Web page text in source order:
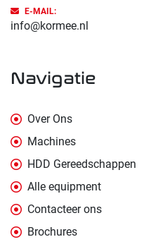
E-MAIL:
info@kormee.nl
navigatie
Over Ons
Machines
HDD Gereedschappen
Alle equipment
Contacteer ons
Brochures